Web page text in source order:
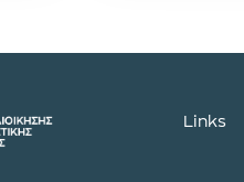
Links